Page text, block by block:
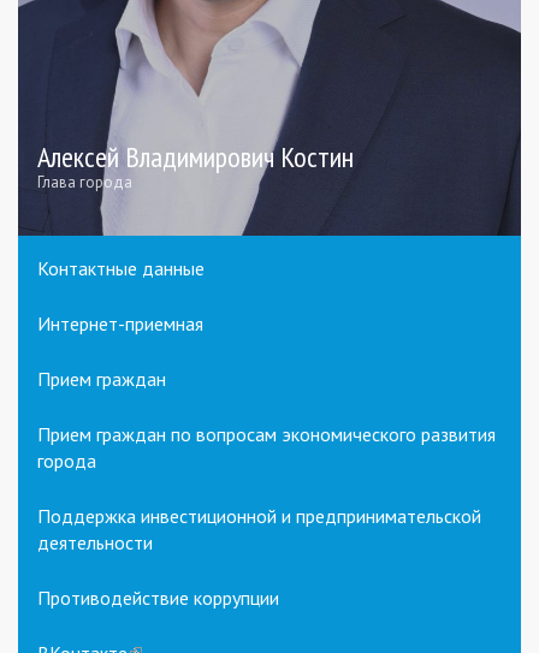
Алексей Владимирович Костин
Глава города
Контактные данные
Интернет-приемная
Прием граждан
Прием граждан по вопросам экономического развития
города
Поддержка инвестиционной и предпринимательской
деятельности
Противодействие коррупции